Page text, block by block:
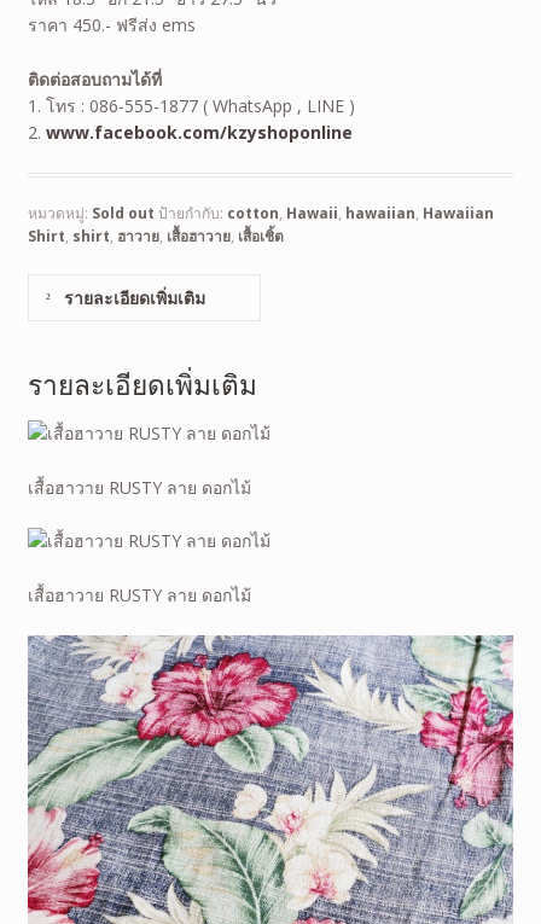
ราคา 450.- ฟรีส่ง ems
ติดต่อสอบถามได้ที่
1. โทร : 086-555-1877 ( WhatsApp , LINE )
2. www.facebook.com/kzyshoponline
หมวดหมู่: Sold out ป้ายกำกับ: cotton, Hawaii, hawaiian, Hawaiian
Shirt, shirt, ฮาวาย, เสื้อฮาวาย, เสื้อเชิ้ต
รายละเอียดเพิ่มเติม
รายละเอียดเพิ่มเติม
เสื้อฮาวาย RUSTY ลาย ดอกไม้
เสื้อฮาวาย RUSTY ลาย ดอกไม้